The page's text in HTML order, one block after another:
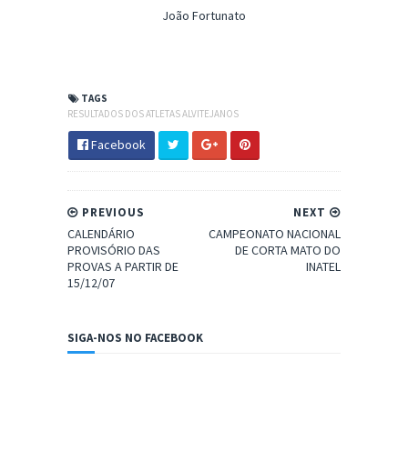
João Fortunato
TAGS
RESULTADOS DOS ATLETAS ALVITEJANOS
Facebook
NEXT
CAMPEONATO NACIONAL
DE CORTA MATO DO
INATEL
PREVIOUS
CALENDÁRIO
PROVISÓRIO DAS
PROVAS A PARTIR DE
15/12/07
SIGA-NOS NO FACEBOOK